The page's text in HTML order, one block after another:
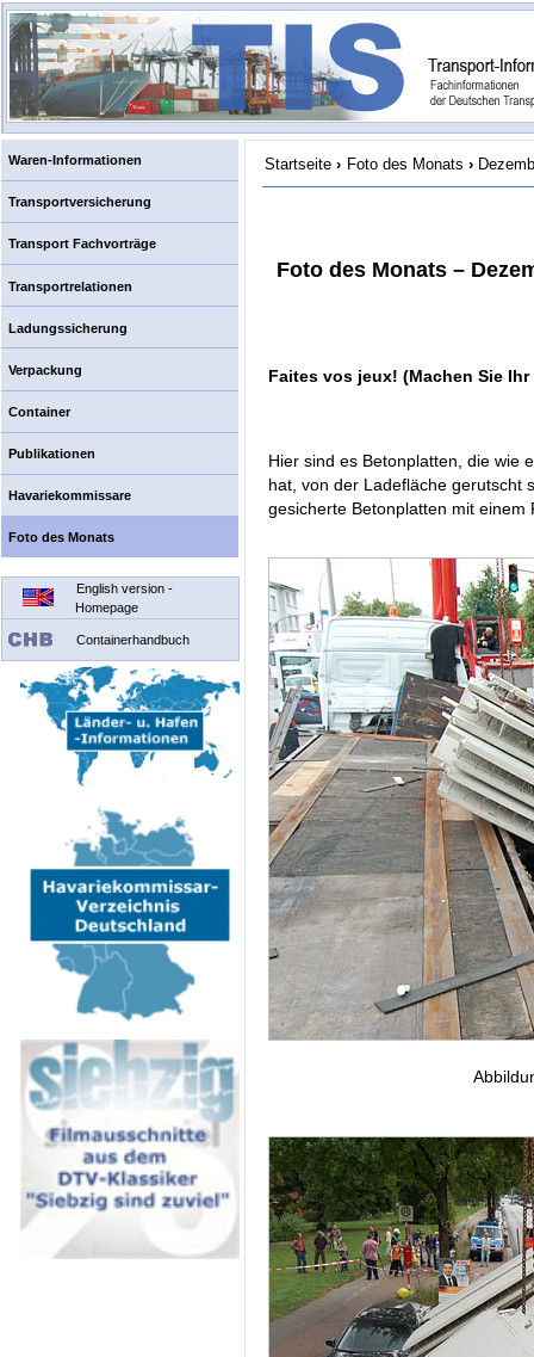
Waren-Informationen
Transportversicherung
Transport Fachvorträge
Transportrelationen
Ladungssicherung
Verpackung
Container
Publikationen
Havariekommissare
Foto des Monats
English version -
Homepage
Containerhandbuch
Startseite › Foto des Monats ›
Foto des Monats –
Faites vos jeux! (Machen Sie
Hier sind es Betonplatten, die wie
hat, von der Ladefläche gerutscht
gesicherte Betonplatten mit einem